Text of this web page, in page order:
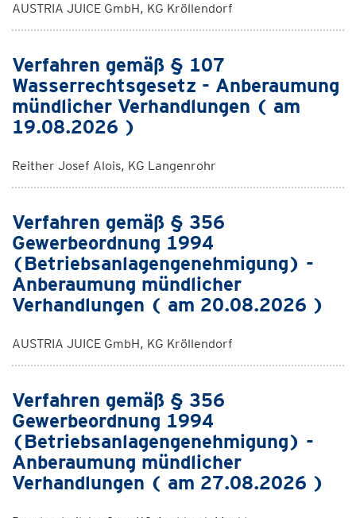
AUSTRIA JUICE GmbH, KG Kröllendorf
Verfahren gemäß § 107
Wasserrechtsgesetz - Anberaumung
mündlicher Verhandlungen ( am
19.08.2026 )
Reither Josef Alois, KG Langenrohr
Verfahren gemäß § 356
Gewerbeordnung 1994
(Betriebsanlagengenehmigung) -
Anberaumung mündlicher
Verhandlungen ( am 20.08.2026 )
AUSTRIA JUICE GmbH, KG Kröllendorf
Verfahren gemäß § 356
Gewerbeordnung 1994
(Betriebsanlagengenehmigung) -
Anberaumung mündlicher
Verhandlungen ( am 27.08.2026 )